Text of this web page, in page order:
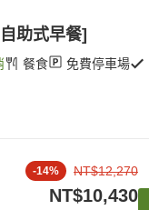
助式早餐]
餐食 免費停車場
-14% NT$12,270
NT$10,430